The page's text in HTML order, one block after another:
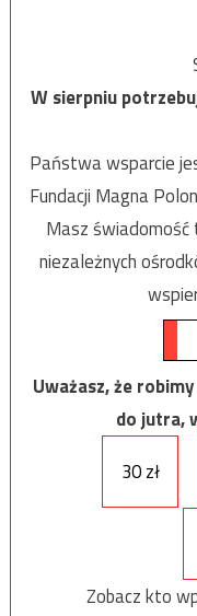
W sierpniu
Państwa wsparcie
Fundacji Magna
Masz
niezależnych
Uważasz, że
do jutra,
30 zł
Zobacz kto